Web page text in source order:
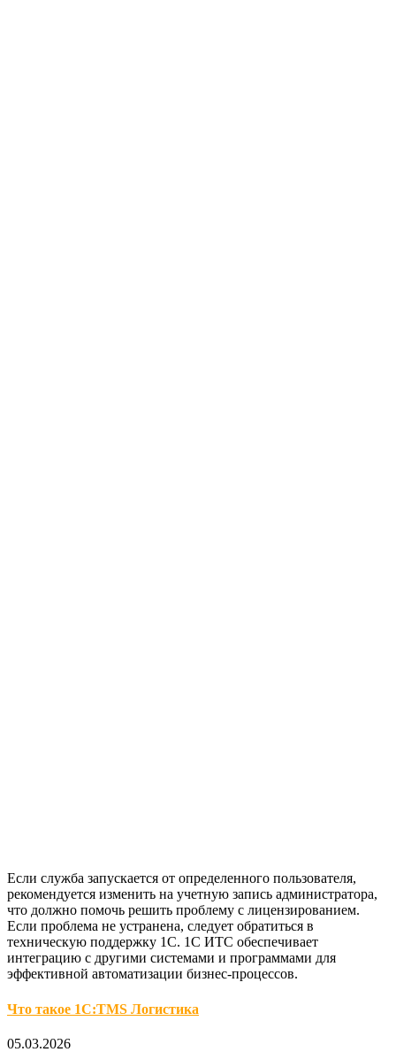
Если служба запускается от определенного пользователя,
рекомендуется изменить на учетную запись администратора,
что должно помочь решить проблему с лицензированием.
Если проблема не устранена, следует обратиться в
техническую поддержку 1С. 1С ИТС обеспечивает
интеграцию с другими системами и программами для
эффективной автоматизации бизнес-процессов.
Что такое 1С:TMS Логистика
05.03.2026